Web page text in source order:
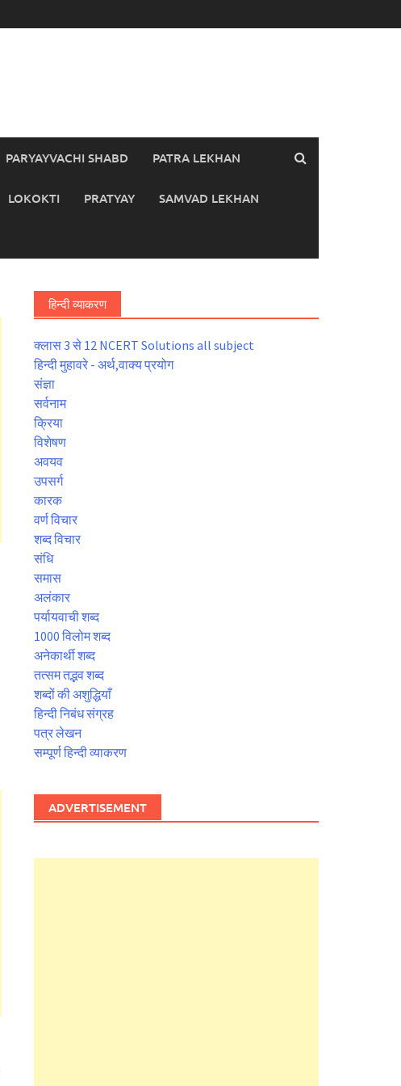
PARYAYVACHI SHABD PATRA LEKHAN
LOKOKTI PRATYAY SAMVAD LEKHAN
हिन्दी व्याकरण
क्लास 3 से 12 NCERT Solutions all subject
हिन्दी मुहावरे - अर्थ,वाक्य प्रयोग
संज्ञा
सर्वनाम
क्रिया
विशेषण
अवयव
उपसर्ग
कारक
वर्ण विचार
शब्द विचार
संधि
समास
अलंकार
पर्यायवाची शब्द
1000 विलोम शब्द
अनेकार्थी शब्द
तत्सम तद्भव शब्द
शब्दों की अशुद्धियाँ
हिन्दी निबंध संग्रह
पत्र लेखन
सम्पूर्ण हिन्दी व्याकरण
ADVERTISEMENT